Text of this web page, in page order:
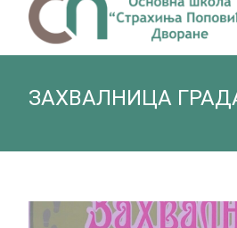
ЗАХВАЛНИЦА